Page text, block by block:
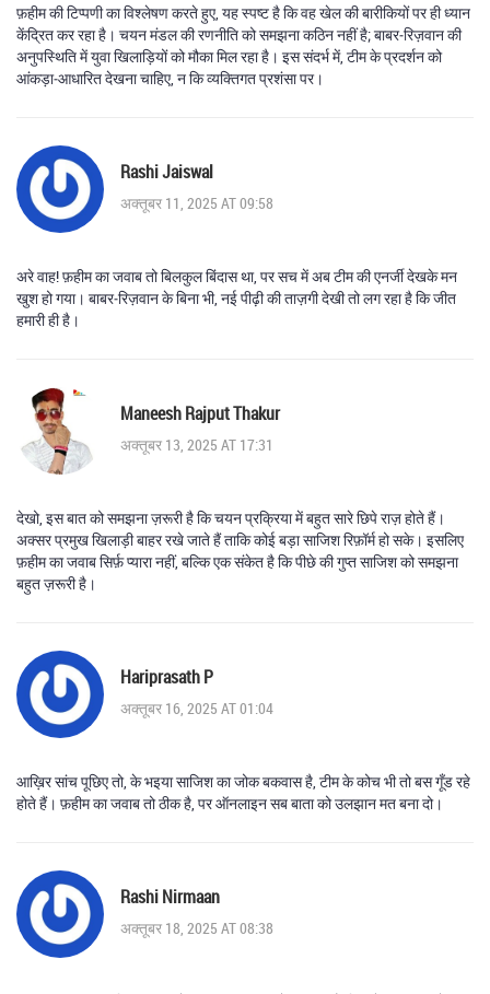
फ़हीम की टिप्पणी का विश्लेषण करते हुए, यह स्पष्ट है कि वह खेल की बारीकियों पर ही ध्यान
केंद्रित कर रहा है। चयन मंडल की रणनीति को समझना कठिन नहीं है; बाबर‑रिज़वान की
अनुपस्थिति में युवा खिलाड़ियों को मौका मिल रहा है। इस संदर्भ में, टीम के प्रदर्शन को
आंकड़ा‑आधारित देखना चाहिए, न कि व्यक्तिगत प्रशंसा पर।
Rashi Jaiswal
अक्तूबर 11, 2025 AT 09:58
अरे वाह! फ़हीम का जवाब तो बिलकुल बिंदास था, पर सच में अब टीम की एनर्जी देखके मन
खुश हो गया। बाबर‑रिज़वान के बिना भी, नई पीढ़ी की ताज़गी देखी तो लग रहा है कि जीत
हमारी ही है।
Maneesh Rajput Thakur
अक्तूबर 13, 2025 AT 17:31
देखो, इस बात को समझना ज़रूरी है कि चयन प्रक्रिया में बहुत सारे छिपे राज़ होते हैं।
अक्सर प्रमुख खिलाड़ी बाहर रखे जाते हैं ताकि कोई बड़ा साजिश रिफ़ॉर्म हो सके। इसलिए
फ़हीम का जवाब सिर्फ़ प्यारा नहीं, बल्कि एक संकेत है कि पीछे की गुप्त साजिश को समझना
बहुत ज़रूरी है।
Hariprasath P
अक्तूबर 16, 2025 AT 01:04
आख़िर सांच पूछिए तो, के भइया साजिश का जोक बकवास है, टीम के कोच भी तो बस गूँड रहे
होते हैं। फ़हीम का जवाब तो ठीक है, पर ऑनलाइन सब बाता को उलझान मत बना दो।
Rashi Nirmaan
अक्तूबर 18, 2025 AT 08:38